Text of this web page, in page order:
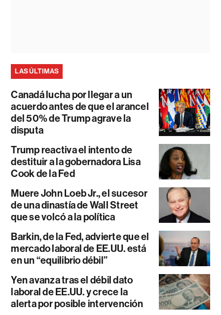
LAS ÚLTIMAS
Canadá lucha por llegar a un
acuerdo antes de que el arancel
del 50% de Trump agrave la
disputa
Trump reactiva el intento de
destituir a la gobernadora Lisa
Cook de la Fed
Muere John Loeb Jr., el sucesor
de una dinastía de Wall Street
que se volcó a la política
Barkin, de la Fed, advierte que el
mercado laboral de EE.UU. está
en un “equilibrio débil”
Yen avanza tras el débil dato
laboral de EE.UU. y crece la
alerta por posible intervención